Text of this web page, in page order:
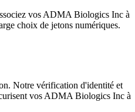
vos ADMA Biologics Inc à
choix de jetons numériques.
Notre vérification d'identité et
vos ADMA Biologics Inc à